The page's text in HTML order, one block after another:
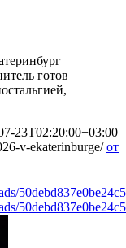
готов
23T02:20:00+03:00
v-ekaterinburge/ от